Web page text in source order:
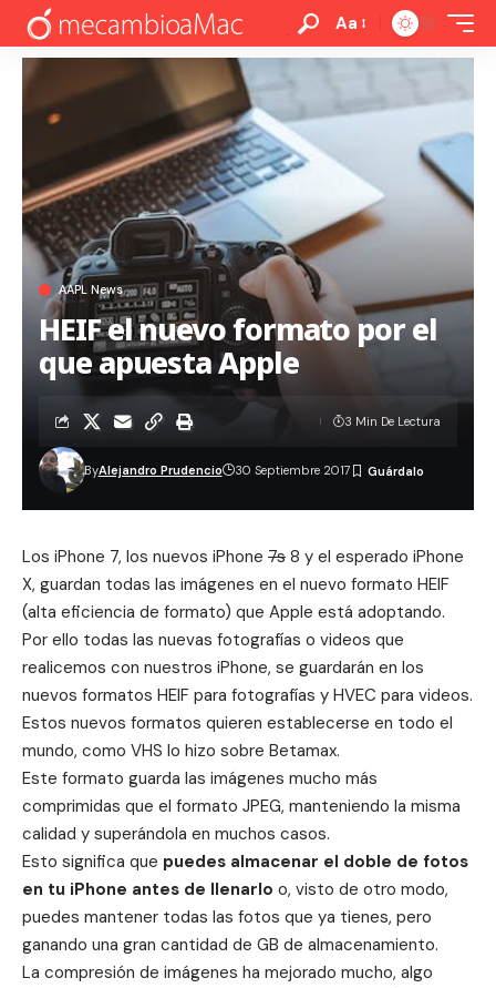
Aa
AAPL News
HEIF el nuevo formato por el
que apuesta Apple
ByAlejandro Prudencio 30 Septiembre 2017
3 Min De Lectura
Los iPhone 7, los nuevos iPhone 7s 8 y el esperado iPhone
X, guardan todas las imágenes en el nuevo formato HEIF
(alta eficiencia de formato) que Apple está adoptando.
Por ello todas las nuevas fotografías o videos que
realicemos con nuestros iPhone, se guardarán en los
nuevos formatos HEIF para fotografías y HVEC para videos.
Estos nuevos formatos quieren establecerse en todo el
mundo, como VHS lo hizo sobre Betamax.
Este formato guarda las imágenes mucho más
comprimidas que el formato JPEG, manteniendo la misma
calidad y superándola en muchos casos.
Esto significa que puedes almacenar el doble de fotos
en tu iPhone antes de llenarlo o, visto de otro modo,
puedes mantener todas las fotos que ya tienes, pero
ganando una gran cantidad de GB de almacenamiento.
La compresión de imágenes ha mejorado mucho, algo